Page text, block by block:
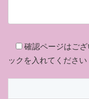
確認ページはご
ックを入れてください